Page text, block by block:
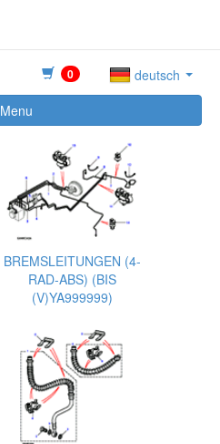
0
deutsch
Menu
BREMSLEITUNGEN (4-
RAD-ABS) (BIS
(V)YA999999)